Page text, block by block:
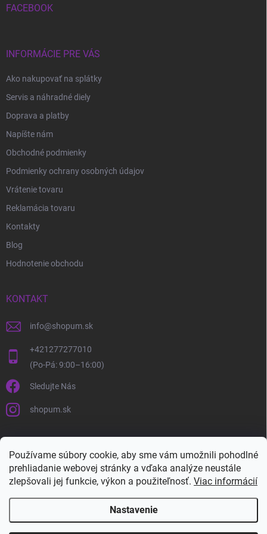
Používame súbory cookie, aby sme vám umožnili pohodlné
prehliadanie webovej stránky a vďaka analýze neustále
zlepšovali jej funkcie, výkon a použiteľnosť. Viac informácií
Nastavenie
FACEBOOK
INFORMÁCIE PRE VÁS
Ako nakupovať na splátky
Servis a náhradné diely
Doprava a platby
Napíšte nám
Obchodné podmienky
Podmienky ochrany osobných údajov
Vrátenie tovaru
Reklamácia tovaru
Kontakty
Blog
Hodnotenie obchodu
KONTAKT
info@shopum.sk
+421277277010
Sledujte Nás
shopum.sk